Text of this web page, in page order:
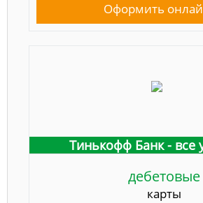
Оформить
Тинькофф Банк - все
дебетовые
карты